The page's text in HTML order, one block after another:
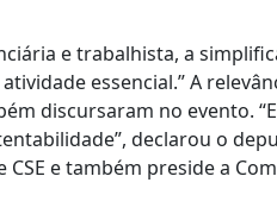
e trabalhista, a
essencial.” A
discursaram no evento.
declarou o
e também preside a